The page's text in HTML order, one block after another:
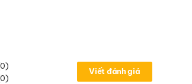
Viết đánh giá